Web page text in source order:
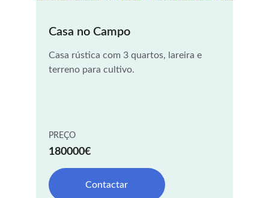
Casa no Campo
Casa rústica com 3 quartos, lareira e
terreno para cultivo.
PREÇO
180000€
Contactar